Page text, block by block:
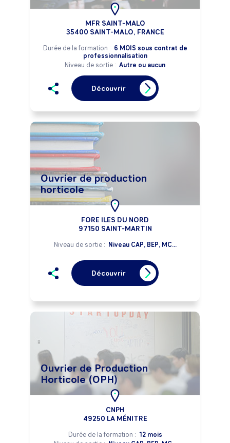
MFR SAINT-MALO
35400 SAINT-MALO, FRANCE
Durée de la formation : 6 MOIS sous contrat de
professionnalisation
Niveau de sortie : Autre ou aucun
Découvrir
Ouvrier de production
horticole
FORE ILES DU NORD
97150 SAINT-MARTIN
Niveau de sortie : Niveau CAP, BEP, MC...
Découvrir
Ouvrier de Production
Horticole (OPH)
CNPH
49250 LA MÉNITRE
Durée de la formation : 12 mois